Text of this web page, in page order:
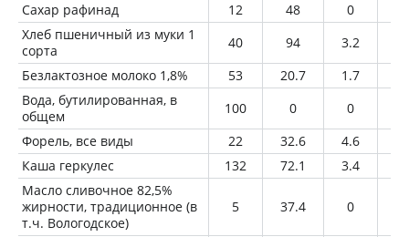
Сахар рафинад
12 48 0
Хлеб пшеничный из муки 1
сорта
40 94 3.2
Безлактозное молоко 1,8%
53 20.7 1.7
Вода, бутилированная, в
общем
100 0 0
Форель, все виды
22 32.6 4.6
Каша геркулес
132 72.1 3.4
Масло сливочное 82,5%
жирности, традиционное (в
т.ч. Вологодское)
5 37.4 0